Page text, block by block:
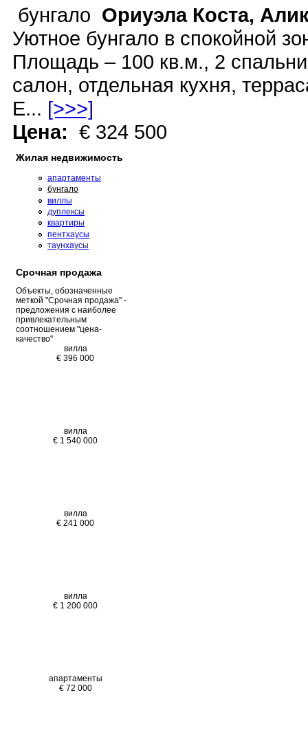
бунгало Ориуэла Коста,
Уютное бунгало в спокойной
Площадь – 100 кв.м., 2
салон, отдельная кухня,
Е... [>>>]
Цена: € 324 500
Жилая недвижимость
апартаменты
бунгало
виллы
дуплексы
квартиры
пентхаусы
таунхаусы
Срочная продажа
Объекты, обозначенные
меткой "Срочная продажа" -
предложения с наиболее
привлекательным
соотношением "цена-
качество"
вилла
€ 396 000
вилла
€ 1 540 000
вилла
€ 241 000
вилла
€ 1 200 000
апартаменты
€ 72 000